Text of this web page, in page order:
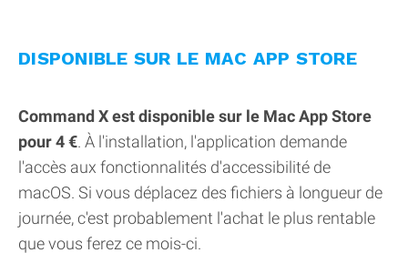
DISPONIBLE SUR LE MAC APP STORE
Command X est disponible sur le Mac App Store
pour 4 €. À l'installation, l'application demande
l'accès aux fonctionnalités d'accessibilité de
macOS. Si vous déplacez des fichiers à longueur de
journée, c'est probablement l'achat le plus rentable
que vous ferez ce mois-ci.